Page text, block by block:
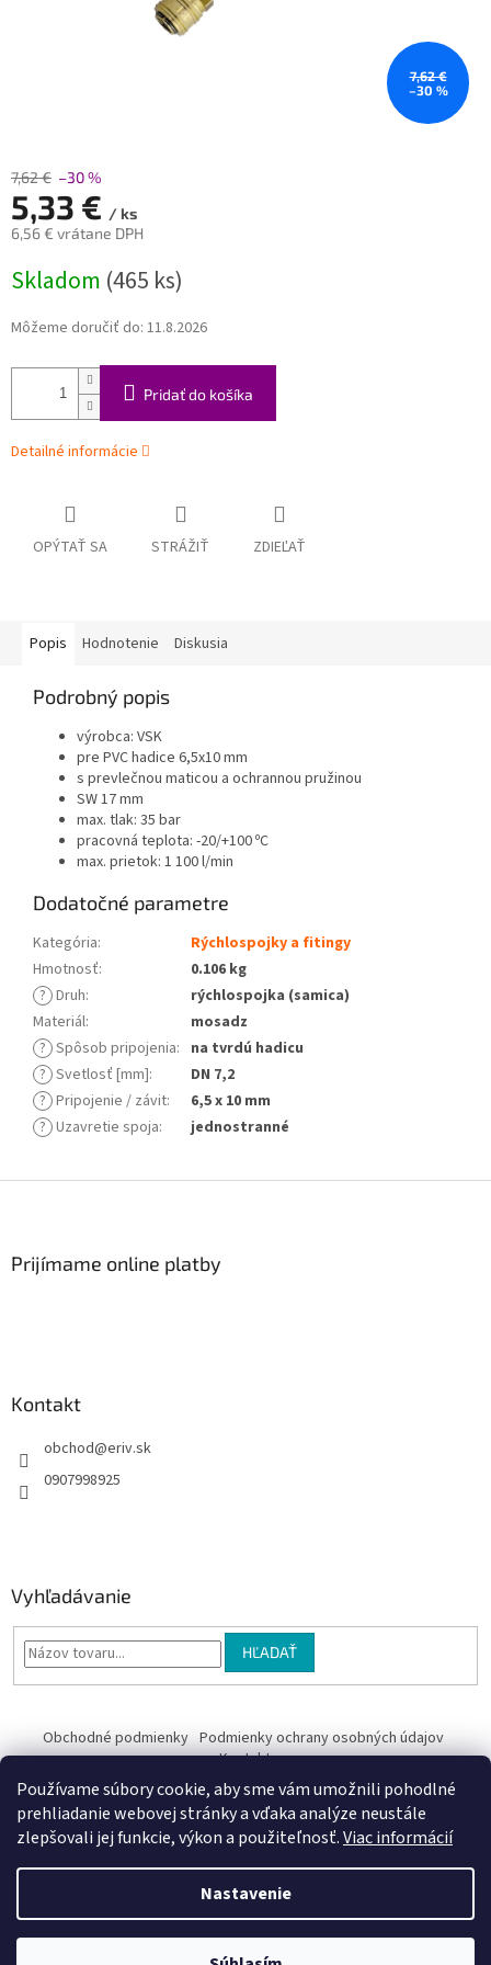
Používame súbory cookie, aby sme vám umožnili pohodlné
prehliadanie webovej stránky a vďaka analýze neustále
zlepšovali jej funkcie, výkon a použiteľnosť.Viac informácií
Nastavenie
7,62 €
–30 %
7,62 € –30 %
5,33 € / ks
6,56 € vrátane DPH
cena:
Skladom (465 ks)
Môžeme doručiť do: 11.8.2026
Pridať do košíka
Detailné informácie
OPÝTAŤ SA STRÁŽIŤ ZDIEĽAŤ
Popis Hodnotenie Diskusia
Podrobný popis
výrobca: VSK
pre PVC hadice 6,5x10 mm
s prevlečnou maticou a ochrannou pružinou
SW 17 mm
max. tlak: 35 bar
pracovná teplota: -20/+100 ºC
max. prietok: 1 100 l/min
Dodatočné parametre
Kategória:
Rýchlospojky a fitingy
Hmotnosť:
0.106 kg
? Druh:
rýchlospojka (samica)
Materiál:
mosadz
? Spôsob pripojenia: na tvrdú hadicu
? Svetlosť [mm]:
DN 7,2
? Pripojenie / závit:
6,5 x 10 mm
? Uzavretie spoja: jednostranné
Prijímame online platby
Kontakt
obchod@eriv.sk
0907998925
Vyhľadávanie
HĽADAŤ
Obchodné podmienky Podmienky ochrany osobných údajov
Kontakty
Obchodné podmienky
Vytvoril Shoptet